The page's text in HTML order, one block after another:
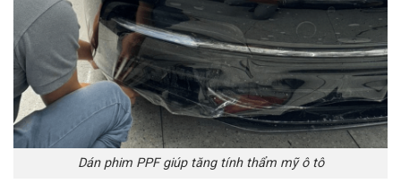
Dán phim PPF giúp tăng tính thẩm mỹ ô tô